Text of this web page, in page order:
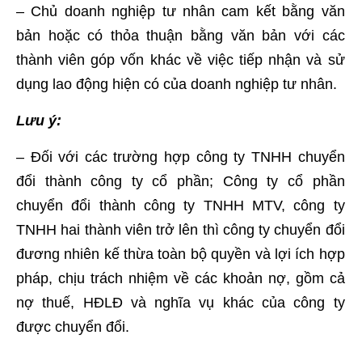
– Chủ doanh nghiệp tư nhân cam kết bằng văn
bản hoặc có thỏa thuận bằng văn bản với các
thành viên góp vốn khác về việc tiếp nhận và sử
dụng lao động hiện có của doanh nghiệp tư nhân.
Lưu ý:
– Đối với các trường hợp công ty TNHH chuyển
đổi thành công ty cổ phần; Công ty cổ phần
chuyển đổi thành công ty TNHH MTV, công ty
TNHH hai thành viên trở lên thì công ty chuyển đổi
đương nhiên kế thừa toàn bộ quyền và lợi ích hợp
pháp, chịu trách nhiệm về các khoản nợ, gồm cả
nợ thuế, HĐLĐ và nghĩa vụ khác của công ty
được chuyển đổi.